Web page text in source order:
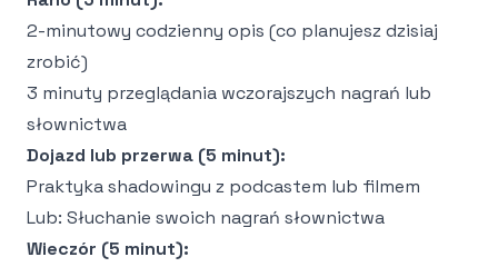
2-minutowy codzienny opis (co planujesz dzisiaj
zrobić)
3 minuty przeglądania wczorajszych nagrań lub
słownictwa
Dojazd lub przerwa (5 minut):
Praktyka shadowingu z podcastem lub filmem
Lub: Słuchanie swoich nagrań słownictwa
Wieczór (5 minut):